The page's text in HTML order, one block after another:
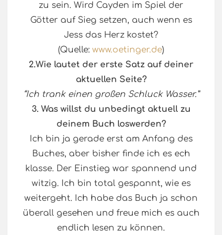
zu sein. Wird Cayden im Spiel der
Götter auf Sieg setzen, auch wenn es
Jess das Herz kostet?
(Quelle: www.oetinger.de)
2.Wie lautet der erste Satz auf deiner
aktuellen Seite?
“Ich trank einen großen Schluck Wasser.”
3. Was willst du unbedingt aktuell zu
deinem Buch loswerden?
Ich bin ja gerade erst am Anfang des
Buches, aber bisher finde ich es ech
klasse. Der Einstieg war spannend und
witzig. Ich bin total gespannt, wie es
weitergeht. Ich habe das Buch ja schon
überall gesehen und freue mich es auch
endlich lesen zu können.